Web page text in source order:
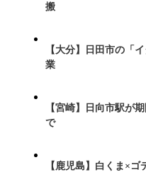
搬
【大分】日田市の「
業
【宮崎】日向市駅が
で
【鹿児島】白くま×